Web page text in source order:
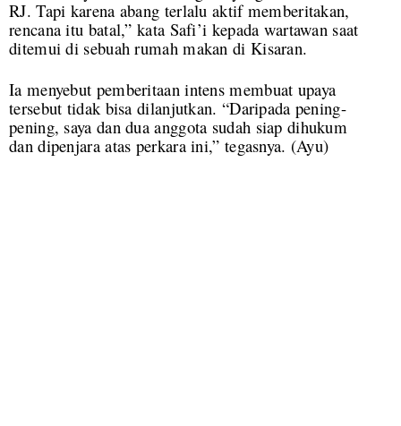
RJ. Tapi karena abang terlalu aktif memberitakan,
rencana itu batal,” kata Safi’i kepada wartawan saat
ditemui di sebuah rumah makan di Kisaran.
Ia menyebut pemberitaan intens membuat upaya
tersebut tidak bisa dilanjutkan. “Daripada pening-
pening, saya dan dua anggota sudah siap dihukum
dan dipenjara atas perkara ini,” tegasnya. (Ayu)